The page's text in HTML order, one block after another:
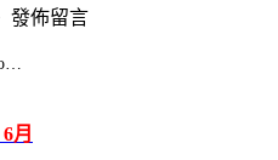
發佈留言
月